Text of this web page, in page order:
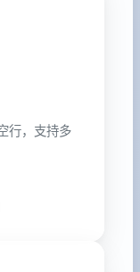
行，支持多